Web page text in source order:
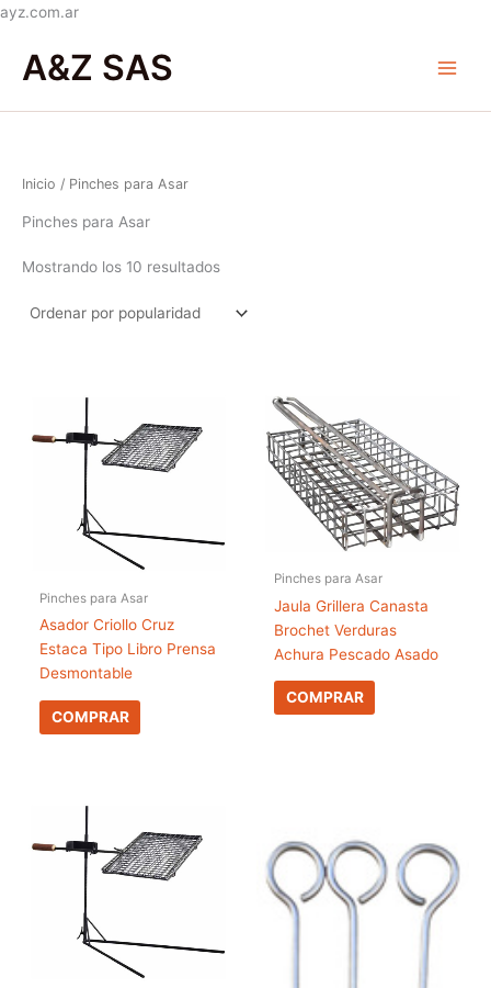
ayz.com.arIr
contenido
A&Z SAS
Menu
Inicio / Pinches para Asar
Pinches para Asar
Mostrando los 10 resultados
Pinches para Asar
Asador Criollo Cruz
Estaca Tipo Libro Prensa
Desmontable
COMPRAR
Pinches para Asar
Jaula Grillera Canasta
Brochet Verduras
Achura Pescado Asado
COMPRAR